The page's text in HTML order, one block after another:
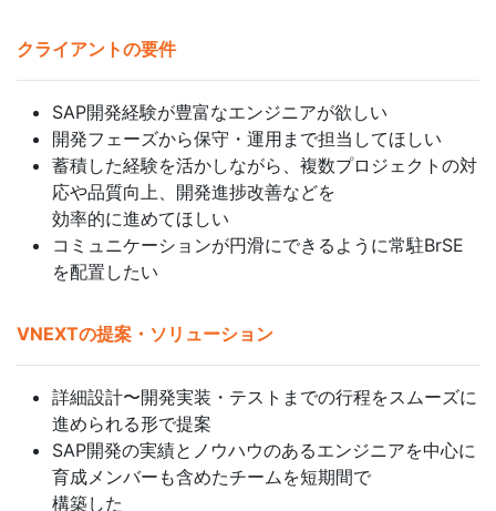
クライアントの要件
SAP開発経験が豊富なエンジニアが欲しい
開発フェーズから保守・運用まで担当してほしい
蓄積した経験を活かしながら、複数プロジェクトの対
応や品質向上、開発進捗改善などを
効率的に進めてほしい
コミュニケーションが円滑にできるように常駐BrSE
を配置したい
VNEXTの提案・ソリューション
詳細設計〜開発実装・テストまでの行程をスムーズに
進められる形で提案
SAP開発の実績とノウハウのあるエンジニアを中心に
育成メンバーも含めたチームを短期間で
構築した